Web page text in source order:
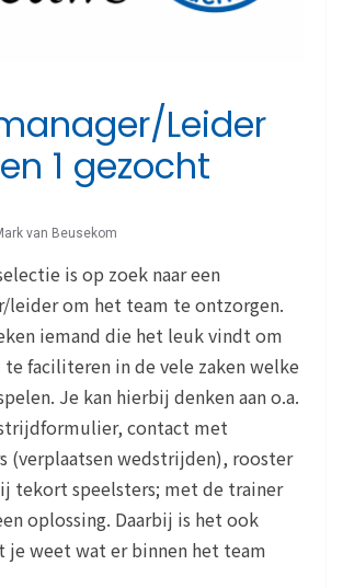
Leider
1 gezocht
van Beusekom
is op zoek naar een
leider om het team te ontzorgen.
iemand die het leuk vindt om
te faciliteren in de vele zaken welke
Je kan hierbij denken aan o.a.
contact met
(verplaatsen wedstrijden), rooster
tekort speelsters; met de trainer
oplossing. Daarbij is het ook
je weet wat er binnen het team